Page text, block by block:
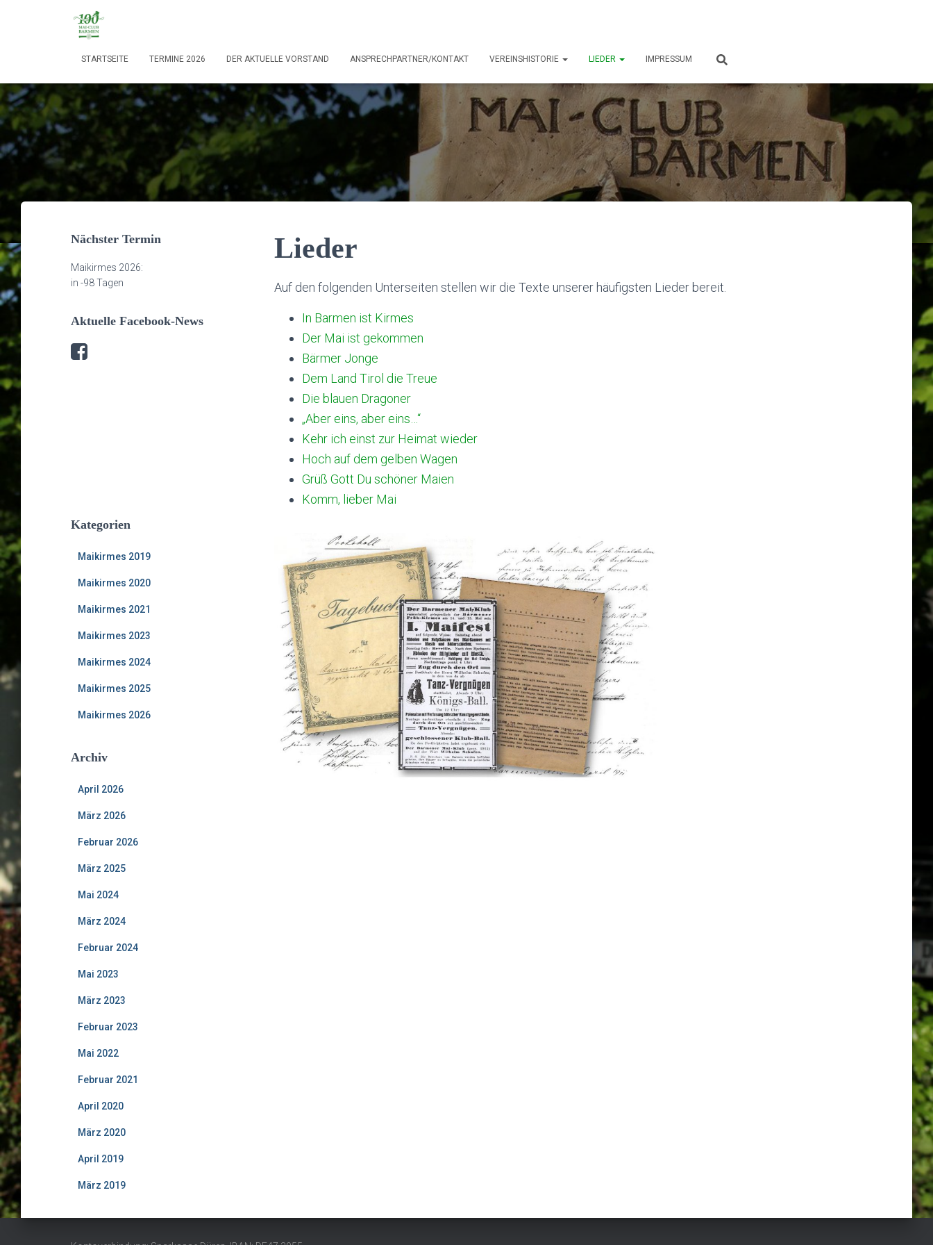
STARTSEITE TERMINE 2026 DER AKTUELLE VORSTAND ANSPRECHPARTNER/KONTAKT VEREINSHISTORIE LIEDER IMPRESSUM
Nächster Termin
Maikirmes 2026:
in -98 Tagen
Aktuelle Facebook-News
Kategorien
Maikirmes 2019
Maikirmes 2020
Maikirmes 2021
Maikirmes 2023
Maikirmes 2024
Maikirmes 2025
Maikirmes 2026
Archiv
April 2026
März 2026
Februar 2026
März 2025
Mai 2024
März 2024
Februar 2024
Mai 2023
März 2023
Februar 2023
Mai 2022
Februar 2021
April 2020
März 2020
April 2019
März 2019
Lieder
Auf den folgenden Unterseiten stellen wir die Texte unserer häufigsten Lieder bereit.
In Barmen ist Kirmes
Der Mai ist gekommen
Bärmer Jonge
Dem Land Tirol die Treue
Die blauen Dragoner
„Aber eins, aber eins…“
Kehr ich einst zur Heimat wieder
Hoch auf dem gelben Wagen
Grüß Gott Du schöner Maien
Komm, lieber Mai